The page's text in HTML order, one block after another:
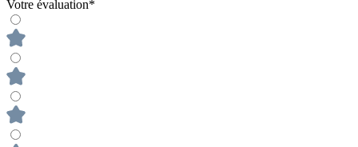
Votre évaluation*